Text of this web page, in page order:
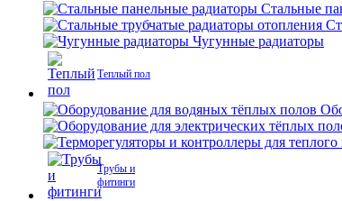
Стальные
Чугунные радиаторы
Теплый пол
Трубы и
фитинги